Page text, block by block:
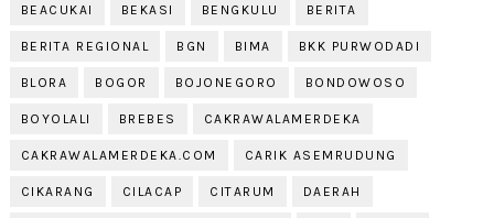
BEACUKAI BEKASI BENGKULU BERITA
BERITA REGIONAL BGN BIMA BKK PURWODADI
BLORA BOGOR BOJONEGORO BONDOWOSO
BOYOLALI BREBES CAKRAWALAMERDEKA
CAKRAWALAMERDEKA.COM CARIK ASEMRUDUNG
CIKARANG CILACAP CITARUM DAERAH